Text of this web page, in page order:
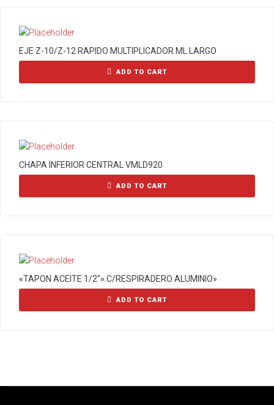
EJE Z-10/Z-12 RAPIDO MULTIPLICADOR ML LARGO
ADD TO CART
CHAPA INFERIOR CENTRAL VMLD920
ADD TO CART
«TAPON ACEITE 1/2″» C/RESPIRADERO ALUMINIO»
ADD TO CART